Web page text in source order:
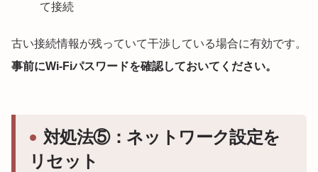
て接続
古い接続情報が残っていて干渉している場合に有効です。
事前にWi-Fiパスワードを確認しておいてください。
対処法⑤：ネットワーク設定を
リセット